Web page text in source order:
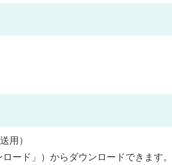
用）
ード」）からダウンロードできます。